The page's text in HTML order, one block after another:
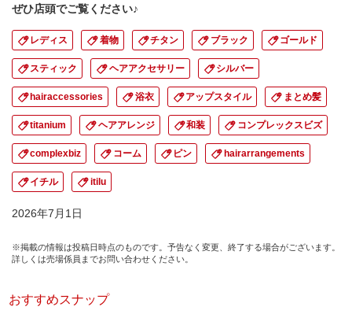
ぜひ店頭でご覧ください♪
レディス 着物 チタン ブラック ゴールド
スティック ヘアアクセサリー シルバー
hairaccessories 浴衣 アップスタイル まとめ髪
titanium ヘアアレンジ 和装 コンプレックスビズ
complexbiz コーム ピン hairarrangements
イチル itilu
2026年7月1日
※掲載の情報は投稿日時点のものです。予告なく変更、終了する場合がございます。
詳しくは売場係員までお問い合わせください。
おすすめスナップ